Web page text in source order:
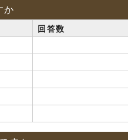
か
回答数